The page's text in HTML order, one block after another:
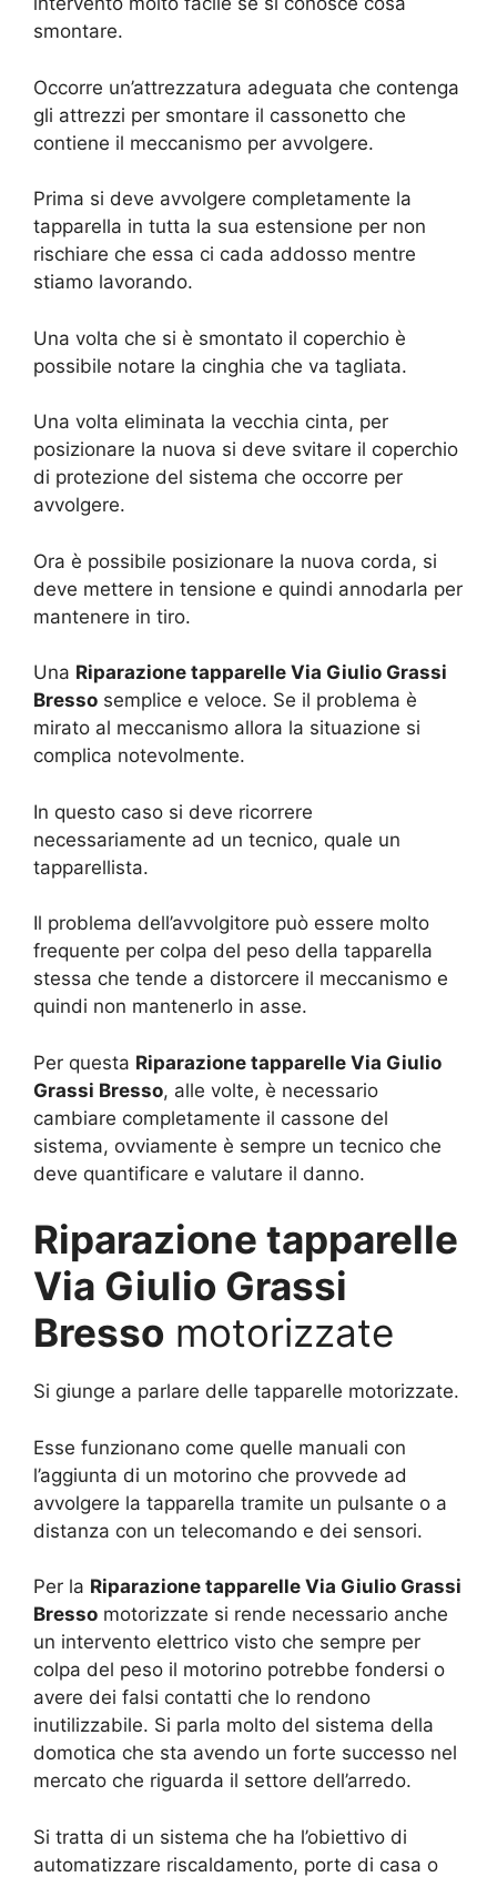
smontare.
Occorre un’attrezzatura adeguata che contenga
gli attrezzi per smontare il cassonetto che
contiene il meccanismo per avvolgere.
Prima si deve avvolgere completamente la
tapparella in tutta la sua estensione per non
rischiare che essa ci cada addosso mentre
stiamo lavorando.
Una volta che si è smontato il coperchio è
possibile notare la cinghia che va tagliata.
Una volta eliminata la vecchia cinta, per
posizionare la nuova si deve svitare il coperchio
di protezione del sistema che occorre per
avvolgere.
Ora è possibile posizionare la nuova corda, si
deve mettere in tensione e quindi annodarla per
mantenere in tiro.
Una Riparazione tapparelle Via Giulio Grassi
Bresso semplice e veloce. Se il problema è
mirato al meccanismo allora la situazione si
complica notevolmente.
In questo caso si deve ricorrere
necessariamente ad un tecnico, quale un
tapparellista.
Il problema dell’avvolgitore può essere molto
frequente per colpa del peso della tapparella
stessa che tende a distorcere il meccanismo e
quindi non mantenerlo in asse.
Per questa Riparazione tapparelle Via Giulio
Grassi Bresso, alle volte, è necessario
cambiare completamente il cassone del
sistema, ovviamente è sempre un tecnico che
deve quantificare e valutare il danno.
Riparazione tapparelle
Via Giulio Grassi
Bresso motorizzate
Si giunge a parlare delle tapparelle motorizzate.
Esse funzionano come quelle manuali con
l’aggiunta di un motorino che provvede ad
avvolgere la tapparella tramite un pulsante o a
distanza con un telecomando e dei sensori.
Per la Riparazione tapparelle Via Giulio Grassi
Bresso motorizzate si rende necessario anche
un intervento elettrico visto che sempre per
colpa del peso il motorino potrebbe fondersi o
avere dei falsi contatti che lo rendono
inutilizzabile. Si parla molto del sistema della
domotica che sta avendo un forte successo nel
mercato che riguarda il settore dell’arredo.
Si tratta di un sistema che ha l’obiettivo di
automatizzare riscaldamento, porte di casa o